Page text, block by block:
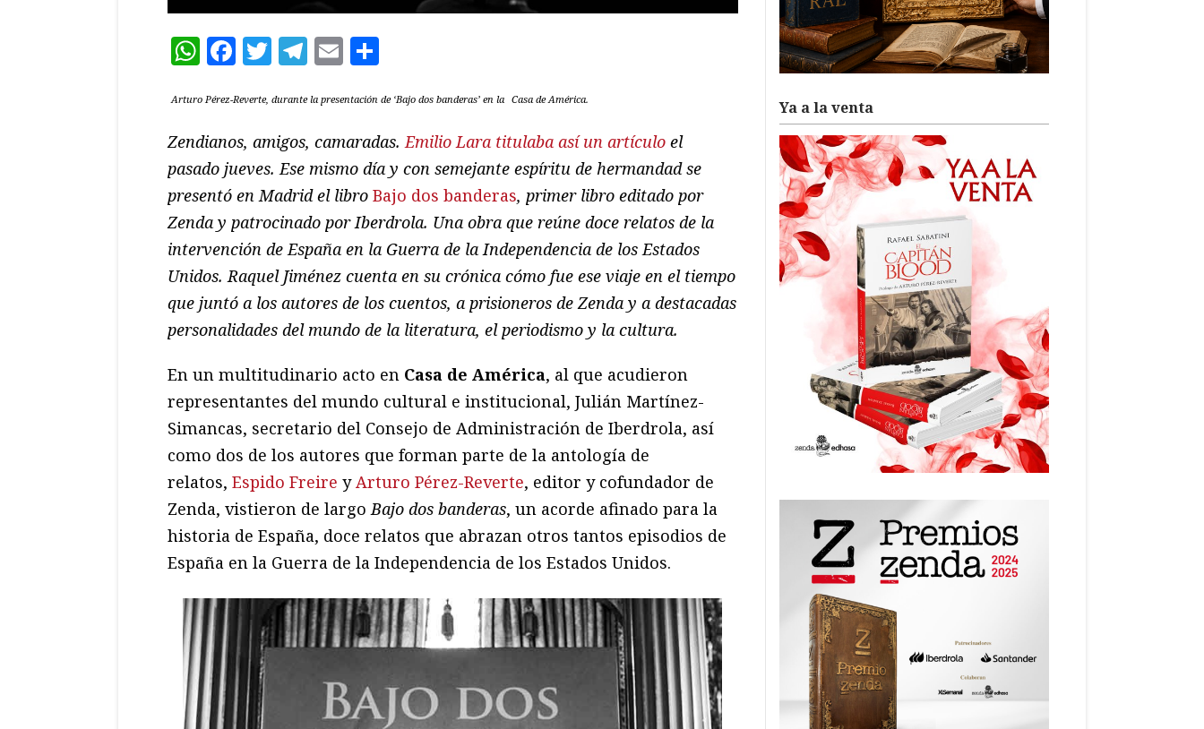
WhatsApp
Facebook
Twitter
Telegram
Email
Arturo Pérez-Reverte, durante la presentación de ‘Bajo dos banderas’ en la Casa de América.
Zendianos, amigos, camaradas.Emilio Lara titulaba así un artículo el
pasado jueves. Ese mismo día y con semejante espíritu de hermandad se
presentó en Madrid el libro Bajo dos banderas, primer libro editado por
Zenda y patrocinado por Iberdrola. Una obra que reúne doce relatos de la
intervención de España en la Guerra de la Independencia de los Estados
Unidos. Raquel Jiménez cuenta en su crónica cómo fue ese viaje en el tiempo
que juntó a los autores de los cuentos, a prisioneros de Zenda y a destacadas
personalidades del mundo de la literatura, el periodismo y la cultura.
En un multitudinario acto en Casa de América, al que acudieron
representantes del mundo cultural e institucional, Julián Martínez-
Simancas, secretario del Consejo de Administración de Iberdrola, así
como dos de los autores que forman parte de la antología de
relatos, Espido Freire yArturo Pérez-Reverte, editor y cofundador de
Zenda, vistieron de largoBajo dos banderas, un acorde afinado para la
historia de España, doce relatos que abrazan otros tantos episodios de
España en la Guerra de la Independencia de los Estados Unidos.
Ya a la venta